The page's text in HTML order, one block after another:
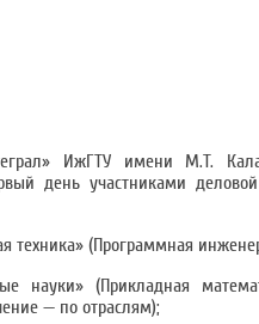
ИжГТУ имени М.Т.
день участниками
техника» (Программная
науки» (Прикладная
— по отраслям);